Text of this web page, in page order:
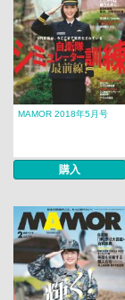
MAMOR 2018年5月号
購入